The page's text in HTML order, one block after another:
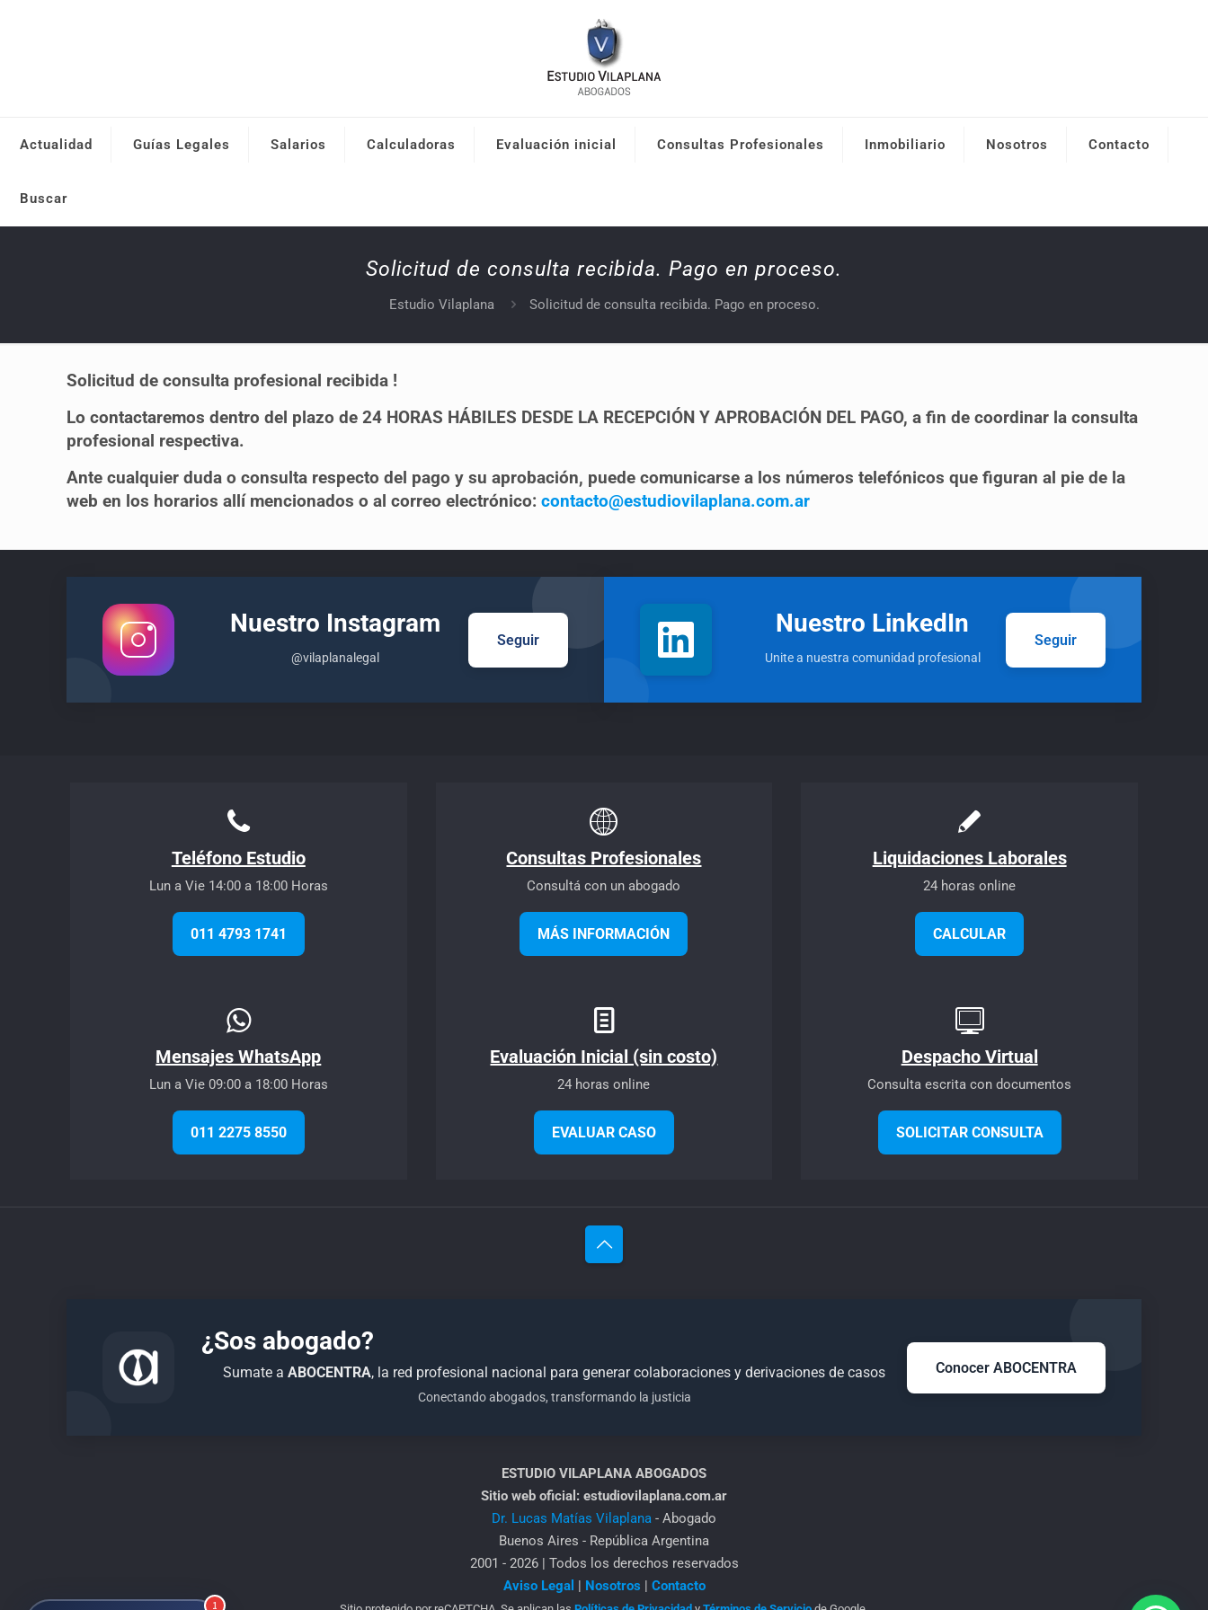
Actualidad Guías Legales Salarios Calculadoras Evaluación inicial Consultas Profesionales Inmobiliario Nosotros Contacto
Buscar
Solicitud de consulta recibida. Pago en proceso.
Estudio Vilaplana Solicitud de consulta recibida. Pago en proceso.
Solicitud de consulta profesional recibida !
Lo contactaremos dentro del plazo de 24 HORAS HÁBILES DESDE LA RECEPCIÓN Y APROBACIÓN DEL PAGO, a fin de coordinar la consulta
profesional respectiva.
Ante cualquier duda o consulta respecto del pago y su aprobación, puede comunicarse a los números telefónicos que figuran al pie de la
web en los horarios allí mencionados o al correo electrónico: contacto@estudiovilaplana.com.ar
Nuestro Instagram
@vilaplanalegal
Seguir
Nuestro LinkedIn
Unite a nuestra comunidad profesional
Seguir
Teléfono Estudio
Lun a Vie 14:00 a 18:00 Horas
011 4793 1741
Mensajes WhatsApp
Lun a Vie 09:00 a 18:00 Horas
011 2275 8550
Consultas Profesionales
Consultá con un abogado
MÁS INFORMACIÓN
Evaluación Inicial (sin costo)
24 horas online
EVALUAR CASO
Liquidaciones Laborales
24 horas online
CALCULAR
Despacho Virtual
Consulta escrita con documentos
SOLICITAR CONSULTA
¿Sos abogado?
Sumate a ABOCENTRA, la red profesional nacional para generar colaboraciones y derivaciones de casos
Conectando abogados, transformando la justicia
Conocer ABOCENTRA
ESTUDIO VILAPLANA ABOGADOS
Sitio web oficial: estudiovilaplana.com.ar
Dr. Lucas Matías Vilaplana - Abogado
Buenos Aires - República Argentina
2001 - 2026 | Todos los derechos reservados
Aviso Legal | Nosotros | Contacto
1